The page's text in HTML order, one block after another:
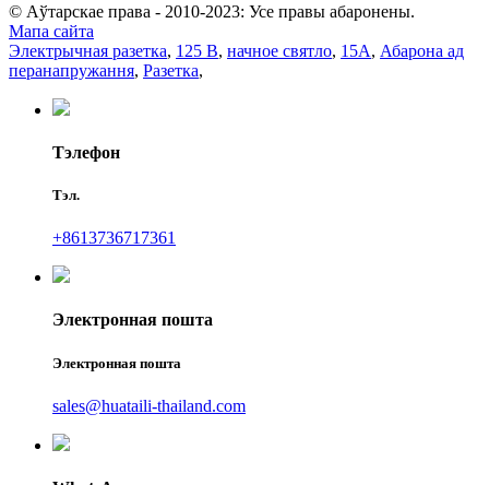
© Аўтарскае права - 2010-2023: Усе правы абаронены.
Мапа сайта
Электрычная разетка, 125 В, начное святло, 15А, Абарона ад
перанапружання, Разетка,
Тэлефон
Тэл.
+8613736717361
Электронная пошта
Электронная пошта
sales@huataili-thailand.com